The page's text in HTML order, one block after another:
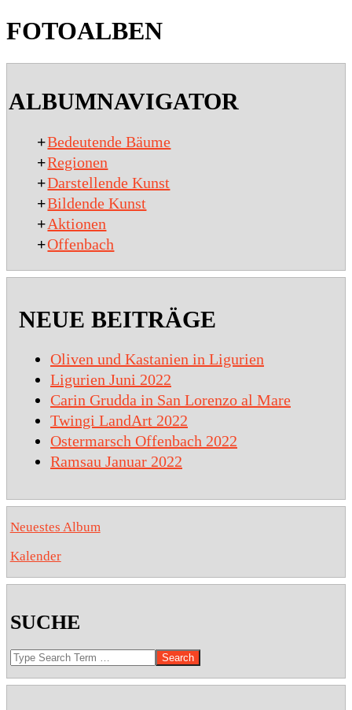
FOTOALBEN
15
ALBUMNAVIGATOR
+Bedeutende Bäume
+Regionen
+Darstellende Kunst
+Bildende Kunst
+Aktionen
+Offenbach
NEUE BEITRÄGE
Oliven und Kastanien in Ligurien
Ligurien Juni 2022
Carin Grudda in San Lorenzo al Mare
Twingi LandArt 2022
Ostermarsch Offenbach 2022
Ramsau Januar 2022
Neuestes Album
Kalender
SUCHE
Search